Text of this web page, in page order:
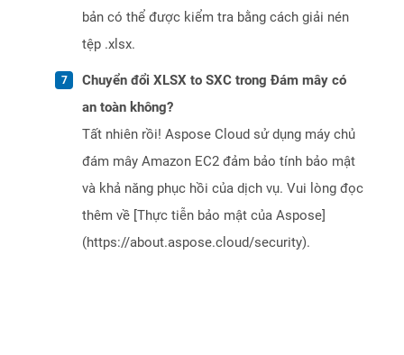
bản có thể được kiểm tra bằng cách giải nén
tệp .xlsx.
Chuyển đổi XLSX to SXC trong Đám mây có
an toàn không?
Tất nhiên rồi! Aspose Cloud sử dụng máy chủ
đám mây Amazon EC2 đảm bảo tính bảo mật
và khả năng phục hồi của dịch vụ. Vui lòng đọc
thêm về [Thực tiễn bảo mật của Aspose]
(https://about.aspose.cloud/security).